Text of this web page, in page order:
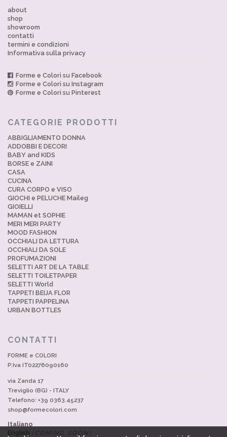
about
shop
showroom
contatti
termini e condizioni
Informativa sulla privacy
Forme e Colori su Facebook
Forme e Colori su Instagram
Forme e Colori su Pinterest
CATEGORIE PRODOTTI
ABBIGLIAMENTO DONNA
ADDOBBI E DECORI
BABY and KIDS
BORSE e ZAINI
CASA
CUCINA
CURA CORPO e VISO
GIOCHI e PELUCHE Maileg
GIOIELLI
MAMAN et SOPHIE
MERI MERI PARTY
MOOD FASHION
OCCHIALI DA LETTURA
OCCHIALI DA SOLE
PROFUMAZIONI
SELETTI ART DE LA TABLE
SELETTI TOILETPAPER
SELETTI World
TAPPETI BEIJA FLOR
TAPPETI PAPPELINA
URBAN BOTTLES
CONTATTI
FORME e COLORI
P.Iva IT02276090160
via Zanda 17
Treviglio (BG) - ITALY
Telefono: +39 0363.45237
shop@formecolori.com
Italiano
English (COMING SOON)